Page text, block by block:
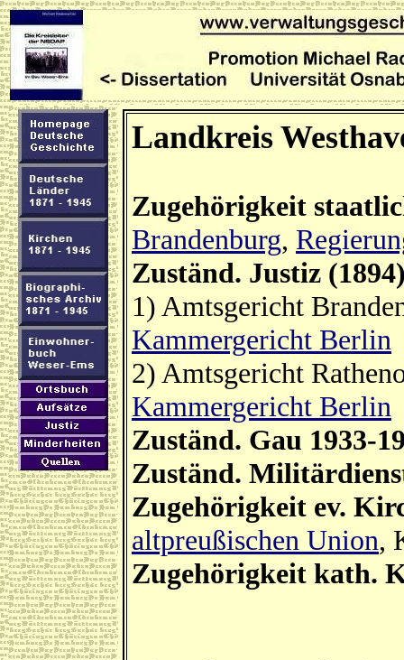
Landkreis
Zugehörigkeit
Brandenburg,
Zuständ. Justiz
1) Amtsgericht
Kammergericht Berlin
2) Amtsgericht
Kammergericht Berlin
Zuständ. Gau 1933-
Zuständ.
Zugehörigkeit ev.
altpreußischen Union,
Zugehörigkeit kath.